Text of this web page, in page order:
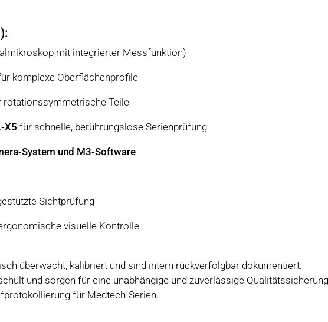
mit integrierter Messfunktion)
komplexe Oberflächenprofile
Teile
X5 für schnelle, berührungslose Serienprüfung
System und M3-Software
Sichtprüfung
visuelle Kontrolle
überwacht, kalibriert und sind intern rückverfolgbar dokumentiert.
und sorgen für eine unabhängige und zuverlässige Qualitätssicherung
für Medtech-Serien.